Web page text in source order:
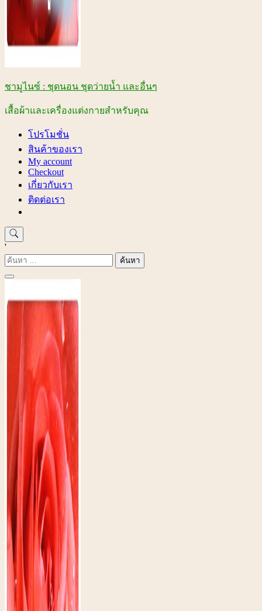
ชามูไนซ์ : ชุดนอน ชุดว่ายน้ำ และอื่นๆ
เสื้อผ้าและเครื่องแต่งกายสำหรับคุณ
โปรโมชั่น
สินค้าของเรา
My account
Checkout
เกี่ยวกับเรา
ติดต่อเรา
'
ค้นหา
สำหรับ: